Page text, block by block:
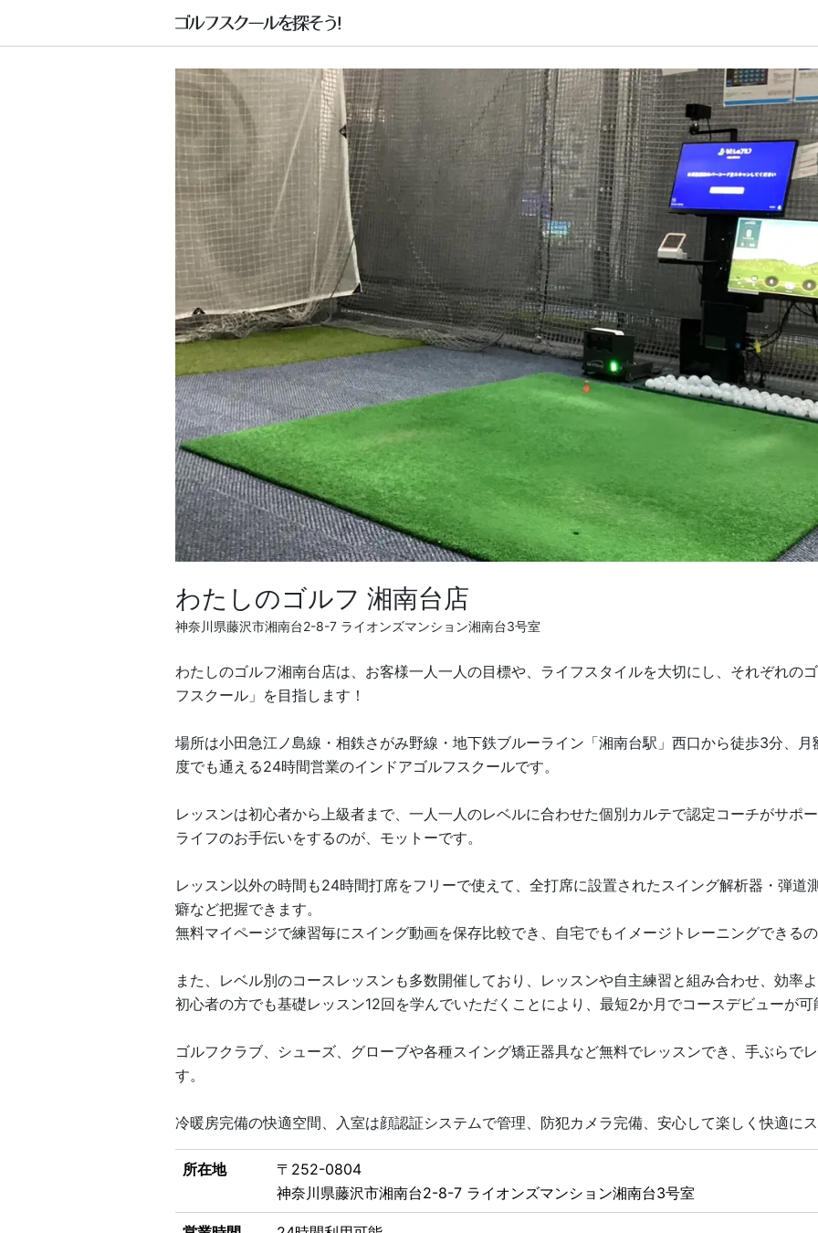
わたしのゴルフ 湘南台店
神奈川県藤沢市湘南台2-8-7 ライオンズマンション湘南台3号室
わたしのゴルフ湘南台店は、お客様一人一人の目標や、ライフスタイルを大切にし、それぞれの
フスクール」を目指します！
場所は小田急江ノ島線・相鉄さがみ野線・地下鉄ブルーライン「湘南台駅」西口から徒歩3分、
度でも通える24時間営業のインドアゴルフスクールです。
レッスンは初心者から上級者まで、一人一人のレベルに合わせた個別カルテで認定コーチがサポ
ライフのお手伝いをするのが、モットーです。
レッスン以外の時間も24時間打席をフリーで使えて、全打席に設置されたスイング解析器・弾道
癖など把握できます。
無料マイページで練習毎にスイング動画を保存比較でき、自宅でもイメージトレーニングできる
また、レベル別のコースレッスンも多数開催しており、レッスンや自主練習と組み合わせ、効率
初心者の方でも基礎レッスン12回を学んでいただくことにより、最短2か月でコースデビューが可
ゴルフクラブ、シューズ、グローブや各種スイング矯正器具など無料でレッスンでき、手ぶらで
す。
冷暖房完備の快適空間、入室は顔認証システムで管理、防犯カメラ完備、安心して楽しく快適に
所在地
〒252-0804
神奈川県藤沢市湘南台2-8-7 ライオンズマンション湘南台3号室